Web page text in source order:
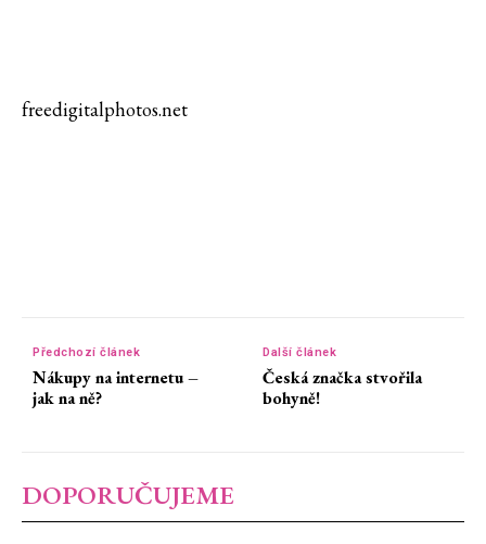
freedigitalphotos.net
Předchozí článek
Nákupy na internetu –
jak na ně?
Další článek
Česká značka stvořila
bohyně!
DOPORUČUJEME